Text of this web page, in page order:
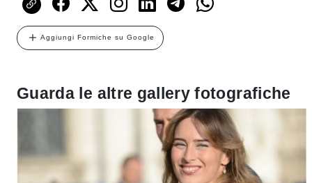
Aggiungi Formiche su Google
Guarda le altre gallery fotografiche